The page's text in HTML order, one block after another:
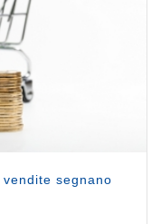
segnano